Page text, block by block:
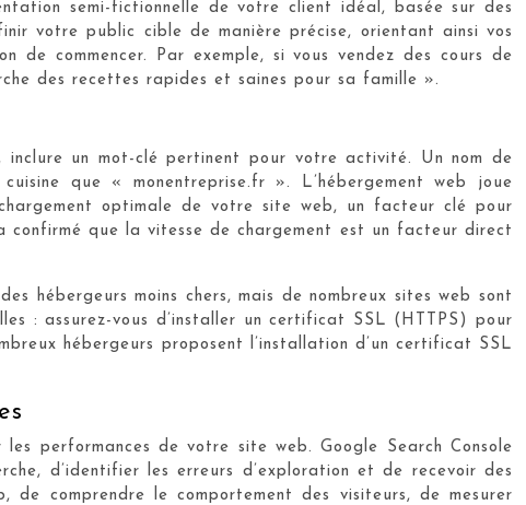
semi-fictionnelle de votre client idéal, basée sur des
votre public cible de manière précise, orientant ainsi vos
commencer. Par exemple, si vous vendez des cours de
des recettes rapides et saines pour sa famille ».
un mot-clé pertinent pour votre activité. Un nom de
que « monentreprise.fr ». L’hébergement web joue
optimale de votre site web, un facteur clé pour
que la vitesse de chargement est un facteur direct
hébergeurs moins chers, mais de nombreux sites web sont
: assurez-vous d’installer un certificat SSL (HTTPS) pour
hébergeurs proposent l’installation d’un certificat SSL
performances de votre site web. Google Search Console
d’identifier les erreurs d’exploration et de recevoir des
comprendre le comportement des visiteurs, de mesurer